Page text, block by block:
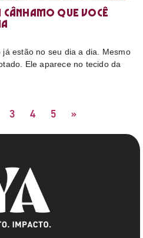
que você
estão no seu dia a dia. Mesmo
Ele aparece no tecido da
3 4 5 »